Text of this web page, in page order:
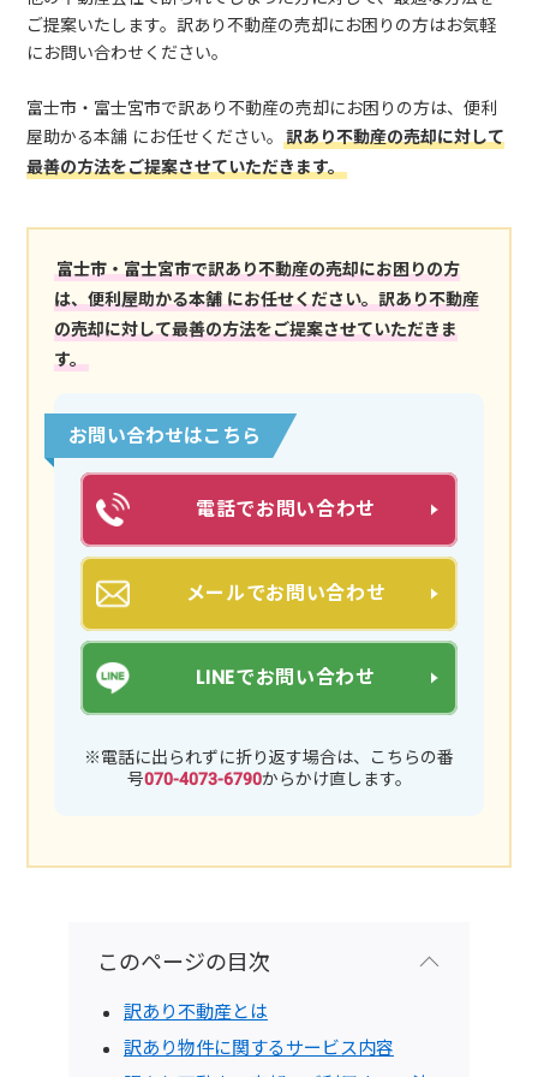
ご提案いたします。訳あり不動産の売却にお困りの方はお気軽
にお問い合わせください。
富士市・富士宮市で訳あり不動産の売却にお困りの方は、便利
屋助かる本舗 にお任せください。訳あり不動産の売却に対して
最善の方法をご提案させていただきます。
富士市・富士宮市で訳あり不動産の売却にお困りの方
は、便利屋助かる本舗 にお任せください。訳あり不動産
の売却に対して最善の方法をご提案させていただきま
す。
お問い合わせはこちら
電話でお問い合わせ
メールでお問い合わせ
LINEでお問い合わせ
※電話に出られずに折り返す場合は、こちらの番
号070-4073-6790からかけ直します。
このページの目次
訳あり不動産とは
訳あり物件に関するサービス内容